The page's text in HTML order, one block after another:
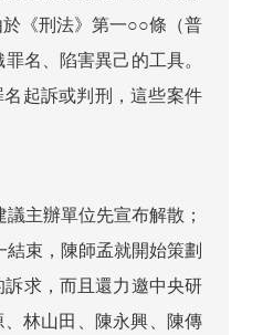
《刑法》第一○○條（普
名、陷害異己的工具。
起訴或判刑，這些案件
主辦單位先宣布解散；
束，陳師孟就開始策劃
求，而且還力邀中央研
林山田、陳永興、陳傳